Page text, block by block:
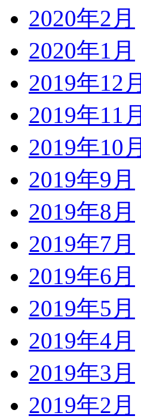
2020年2月
2020年1月
2019年12月
2019年11月
2019年10月
2019年9月
2019年8月
2019年7月
2019年6月
2019年5月
2019年4月
2019年3月
2019年2月